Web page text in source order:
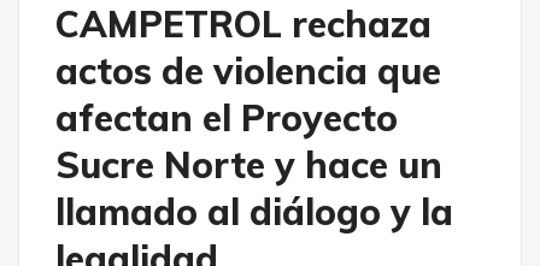
CAMPETROL rechaza
actos de violencia que
afectan el Proyecto
Sucre Norte y hace un
llamado al diálogo y la